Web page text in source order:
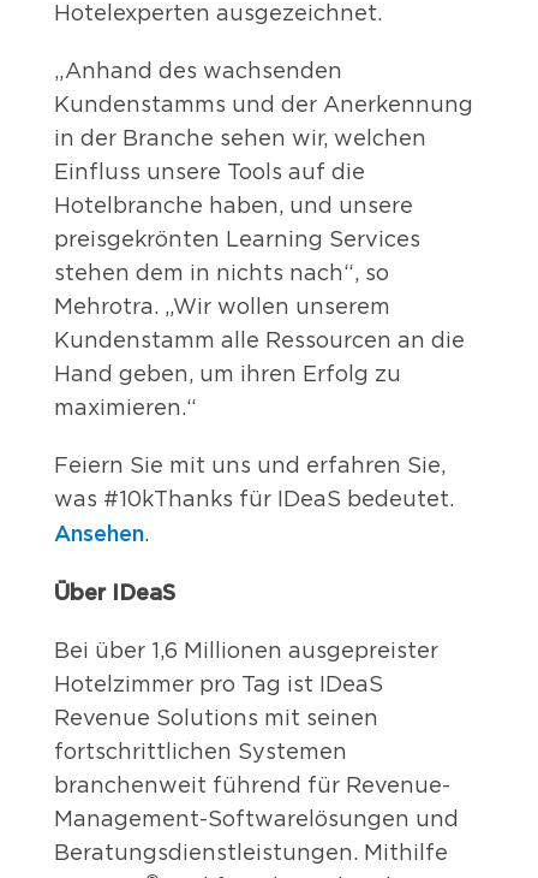
Hotelexperten ausgezeichnet.
„Anhand des wachsenden
Kundenstamms und der Anerkennung
in der Branche sehen wir, welchen
Einfluss unsere Tools auf die
Hotelbranche haben, und unsere
preisgekrönten Learning Services
stehen dem in nichts nach“, so
Mehrotra. „Wir wollen unserem
Kundenstamm alle Ressourcen an die
Hand geben, um ihren Erfolg zu
maximieren.“
Feiern Sie mit uns und erfahren Sie,
was #10kThanks für IDeaS bedeutet.
Ansehen.
Über IDeaS
Bei über 1,6 Millionen ausgepreister
Hotelzimmer pro Tag ist IDeaS
Revenue Solutions mit seinen
fortschrittlichen Systemen
branchenweit führend für Revenue-
Management-Softwarelösungen und
Beratungsdienstleistungen. Mithilfe